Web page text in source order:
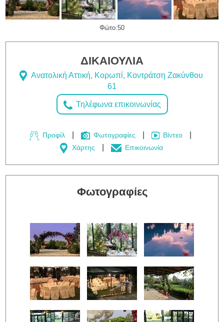
Φώτο:50
ΔΙΚΑΙΟΥΛΙΑ
Ανατολική Αττική, Κορωπί, Κοντράτση Ζακύνθου
61
Τηλέφωνα επικοινωνίας
Προφίλ Φωτογραφίες
Βίντεο
Χάρτης
Επικοινωνία
Φωτογραφίες